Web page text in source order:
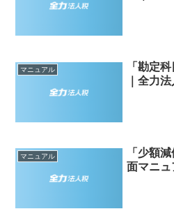
マニュアル
「勘定
｜全力
マニュアル
「少額
面マニ